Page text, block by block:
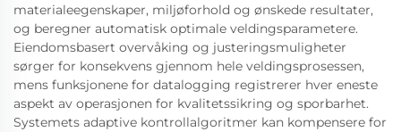
materialeegenskaper, miljøforhold og ønskede resultater,
og beregner automatisk optimale veldingsparametere.
Eiendomsbasert overvåking og justeringsmuligheter
sørger for konsekvens gjennom hele veldingsprosessen,
mens funksjonene for datalogging registrerer hver eneste
aspekt av operasjonen for kvalitetssikring og sporbarhet.
Systemets adaptive kontrollalgoritmer kan kompensere for